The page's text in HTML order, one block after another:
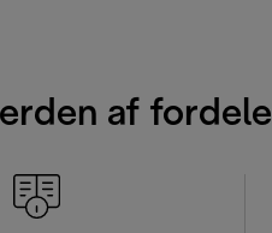
af fordele